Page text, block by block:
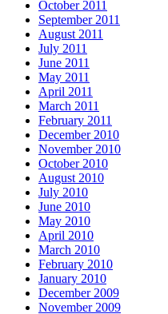
October 2011
September 2011
August 2011
July 2011
June 2011
May 2011
April 2011
March 2011
February 2011
December 2010
November 2010
October 2010
August 2010
July 2010
June 2010
May 2010
April 2010
March 2010
February 2010
January 2010
December 2009
November 2009